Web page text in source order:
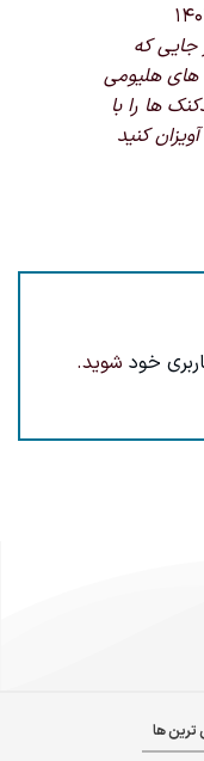
که
های هلیومی
ها را با
کنید
خود شوید.
ها